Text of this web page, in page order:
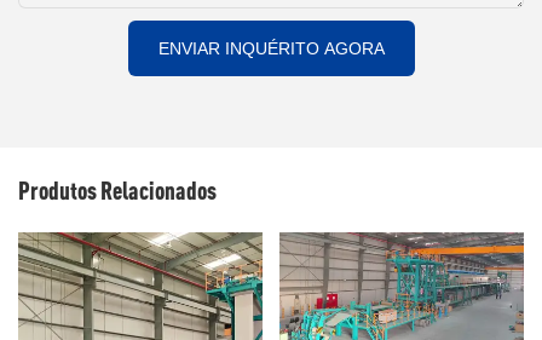
ENVIAR INQUÉRITO AGORA
Produtos Relacionados